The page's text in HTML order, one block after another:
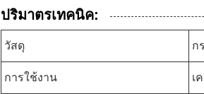
ปริมาตรเทคนิค:
วัสดุ ก
การใช้งาน เ